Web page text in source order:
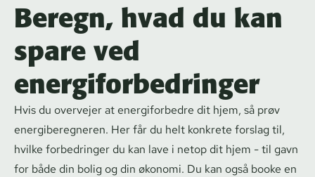
Beregn, hvad du kan
spare ved
energiforbedringer
Hvis du overvejer at energiforbedre dit hjem, så prøv
ener­gibe­reg­ne­ren. Her får du helt konkrete forslag til,
hvilke forbedringer du kan lave i netop dit hjem - til gavn
for både din bolig og din økonomi. Du kan også booke en